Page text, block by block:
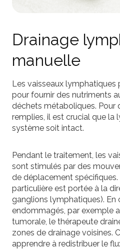
Drainage
manuelle
Les vaisseaux
pour fournir des nutriments
déchets métaboliques. Pour
remplies, il est crucial que la
système soit intact.
Pendant le traitement, les
sont stimulés par des
de déplacement
particulière est portée à la
ganglions lymphatiques). En
endommagés, par exemple
tumorale, le thérapeute
zones de drainage voisines.
apprendre à redistribuer le